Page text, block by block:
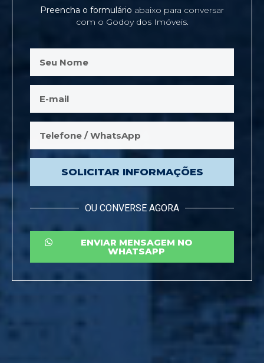
Preencha o formulário abaixo para conversar
com o Godoy dos Imóveis.
SOLICITAR INFORMAÇÕES
OU CONVERSE AGORA
ENVIAR MENSAGEM NO
WHATSAPP